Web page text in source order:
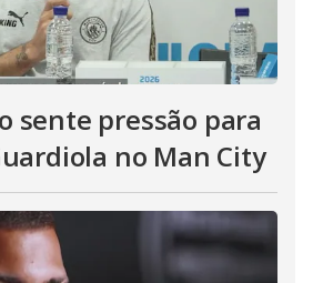
sente pressão para
no Man City